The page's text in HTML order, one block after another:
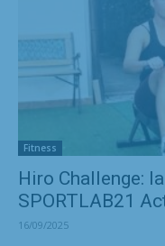
Fitness
Hiro Challenge:
SPORTLAB21
16/09/2025